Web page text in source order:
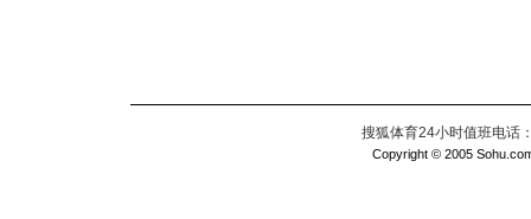
搜狐体育24小时值班电话
Copyright © 2005